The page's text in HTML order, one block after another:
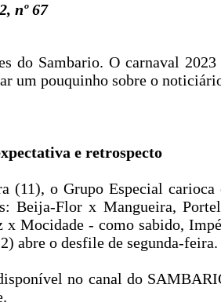
nº 67
do Sambario. O carnaval
um pouquinho sobre o
e retrospecto
(11), o Grupo Especial
Beija-Flor x Mangueira,
x Mocidade - como sabido,
abre o desfile de segunda-feira.
no canal do